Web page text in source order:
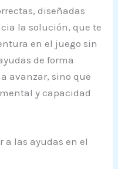
diseñadas
la solución, que te
en el juego sin
de forma
avanzar, sino que
y capacidad
a las ayudas en el